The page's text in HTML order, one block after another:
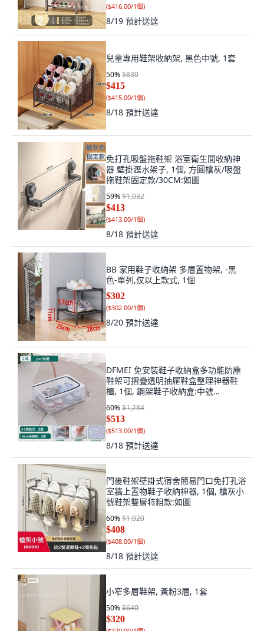
($416.00/1個)
8/19 預計送達
兒童專用鞋架收納架, 黑色中號, 1套
50%$830
$415
($415.00/1個)
8/18 預計送達
免打孔吸盤拖鞋架 浴室衛生間收納神
器 壁掛瀝水架子, 1個, 方圓槍灰/吸盤
拖鞋架固定款/30CM:如圖
59%$1,032
$413
($413.00/1個)
8/18 預計送達
BB 家用鞋子收納架 多層置物架, -黑
色-單列,仅以上款式, 1個
$302
($302.00/1個)
8/20 預計送達
DFMEI 免安裝鞋子收納盒多功能防塵
鞋架可摺疊透明抽屜鞋盒整理神器鞋
櫃, 1個, 鋼架鞋子收納盒:中號
40*30*15(cm)
60%$1,284
$513
($513.00/1個)
8/18 預計送達
門後鞋架壁掛式宿舍簡易門口免打孔浴
室牆上置物鞋子收納神器, 1個, 槍灰小
號鞋架雙層特粗款:如圖
60%$1,020
$408
($408.00/1個)
8/18 預計送達
小窄多層鞋架, 黃粉3層, 1套
50%$640
$320